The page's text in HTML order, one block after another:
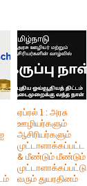
ஏப்ரல் 1 : அரசு
ஊழியர்களும்
ஆசிரியர்களும்
முட்டாளாக்கப்பட்ட
& மீண்டும் மீண்டும்
முட்டாளாக்கப்பட்டு
வரும் துயரதினம்